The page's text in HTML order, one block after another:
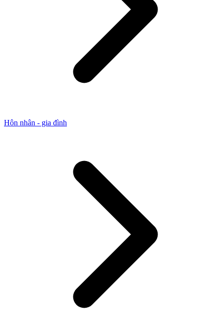
Hôn nhân - gia đình